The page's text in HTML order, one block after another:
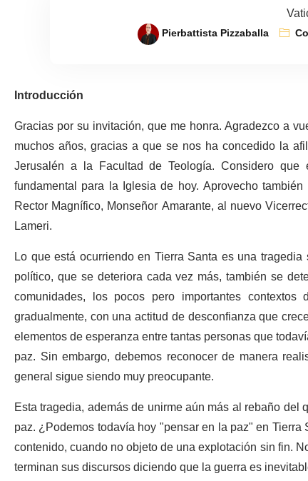
Pierbattista Pizzaballa
Introducción
Gracias por su invitación, que me honra. Agradezco a
muchos años, gracias a que se nos ha concedido la
Jerusalén a la Facultad de Teología. Considero
fundamental para la Iglesia de hoy. Aprovecho
Rector Magnífico, Monseñor Amarante, al nuevo
Lameri.
Lo que está ocurriendo en Tierra Santa es una
político, que se deteriora cada vez más, también se
comunidades, los pocos pero importantes
gradualmente, con una actitud de desconfianza que
elementos de esperanza entre tantas personas que
paz. Sin embargo, debemos reconocer de manera
general sigue siendo muy preocupante.
Esta tragedia, además de unirme aún más al rebaño
paz. ¿Podemos todavía hoy "pensar en la paz" en
contenido, cuando no objeto de una explotación sin fin.
terminan sus discursos diciendo que la guerra es